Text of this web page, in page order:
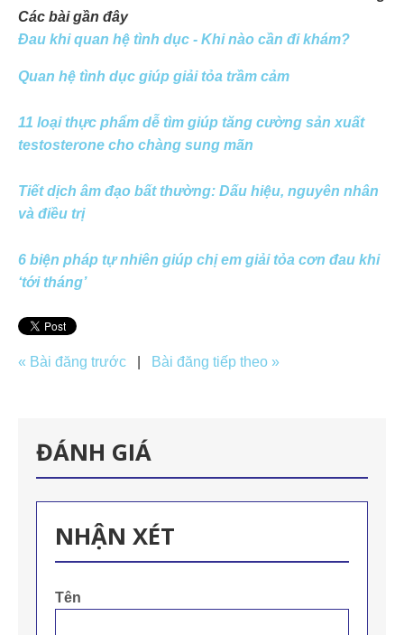
Các bài gần đây
Đau khi quan hệ tình dục - Khi nào cần đi khám?
Quan hệ tình dục giúp giải tỏa trầm cảm
11 loại thực phẩm dễ tìm giúp tăng cường sản xuất
testosterone cho chàng sung mãn
Tiết dịch âm đạo bất thường: Dấu hiệu, nguyên nhân
và điều trị
6 biện pháp tự nhiên giúp chị em giải tỏa cơn đau khi
‘tới tháng’
« Bài đăng trước Bài đăng tiếp theo »
ĐÁNH GIÁ
NHẬN XÉT
Tên